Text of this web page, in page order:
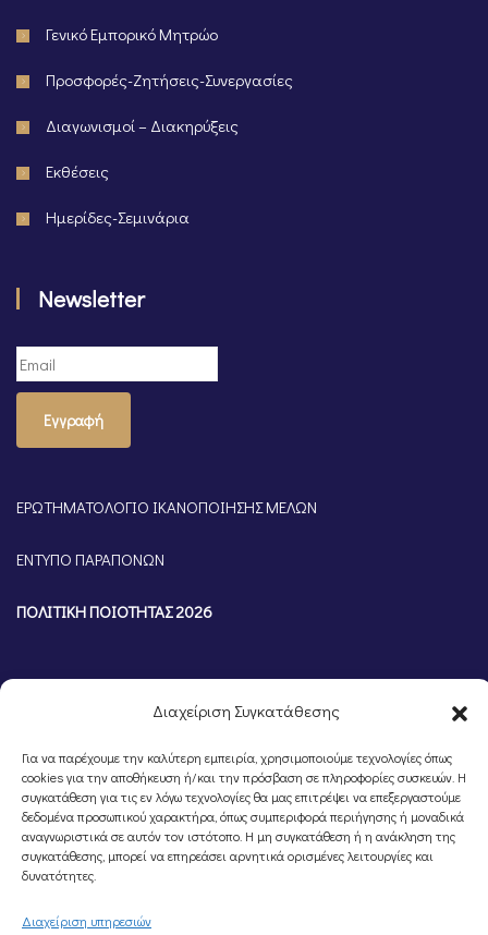
Διαχείριση Συγκατάθεσης
Για να παρέχουμε την καλύτερη εμπειρία, χρησιμοποιούμε τεχνολογίες όπως
cookies για την αποθήκευση ή/και την πρόσβαση σε πληροφορίες συσκευών. Η
συγκατάθεση για τις εν λόγω τεχνολογίες θα μας επιτρέψει να επεξεργαστούμε
δεδομένα προσωπικού χαρακτήρα, όπως συμπεριφορά περιήγησης ή μοναδικά
αναγνωριστικά σε αυτόν τον ιστότοπο. Η μη συγκατάθεση ή η ανάκληση της
συγκατάθεσης, μπορεί να επηρεάσει αρνητικά ορισμένες λειτουργίες και
δυνατότητες.
Διαχείριση υπηρεσιών
Γενικό Εμπορικό Μητρώο
Προσφορές-Ζητήσεις-Συνεργασίες
Διαγωνισμοί – Διακηρύξεις
Εκθέσεις
Ημερίδες-Σεμινάρια
Newsletter
Εγγραφή
ΕΡΩΤΗΜΑΤΟΛΟΓΙΟ ΙΚΑΝΟΠΟΙΗΣΗΣ ΜΕΛΩΝ
ΕΝΤΥΠΟ ΠΑΡΑΠΟΝΩΝ
ΠΟΛΙΤΙΚΗ ΠΟΙΟΤΗΤΑΣ 2026
©Portal Επιμελητηρίου Ημαθίας, Powered byKnowledge A.E.